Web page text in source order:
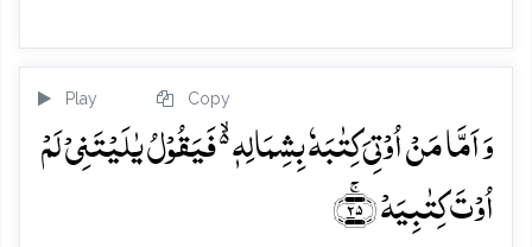
Play Copy
وَ اَمَّا مَنۡ اُوۡتِیَ کِتٰبَہٗ بِشِمَالِہٖ ۬ۙ فَیَقُوۡلُ یٰلَیۡتَنِیۡ لَمۡ
اُوۡتَ کِتٰبِیَہۡ ﴿ۚ۲۵﴾